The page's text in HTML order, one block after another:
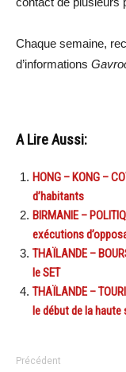
Chaque semaine,
d’informations
A Lire Aussi:
HONG – KONG –
d’habitants
BIRMANIE –
exécutions
THAÏLANDE –
le SET
THAÏLANDE –
le début de la haute
Précédent